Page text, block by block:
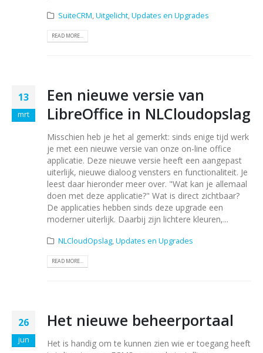
SuiteCRM,Uitgelicht,Updates en Upgrades
READ MORE...
13
mrt
Een nieuwe versie van
LibreOffice in NLCloudopslag
Misschien heb je het al gemerkt: sinds enige tijd werk
je met een nieuwe versie van onze on-line office
applicatie. Deze nieuwe versie heeft een aangepast
uiterlijk, nieuwe dialoog vensters en functionaliteit. Je
leest daar hieronder meer over. "Wat kan je allemaal
doen met deze applicatie?" Wat is direct zichtbaar?
De applicaties hebben sinds deze upgrade een
moderner uiterlijk. Daarbij zijn lichtere kleuren,...
NLCloudOpslag,Updates en Upgrades
READ MORE...
26
jun
Het nieuwe beheerportaal
Het is handig om te kunnen zien wie er toegang heeft